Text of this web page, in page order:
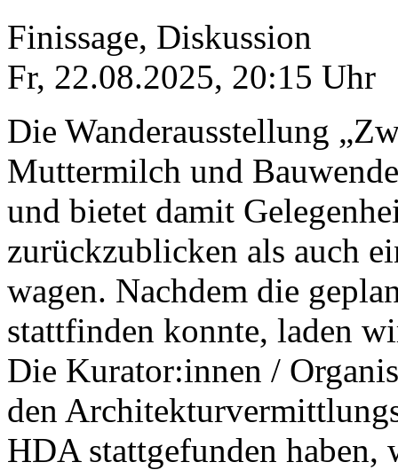
Finissage, Diskussion
Fr, 22.08.2025, 20:15 Uhr
Die Wanderausstellung
Muttermilch und
und bietet damit
zurückzublicken als auch
wagen. Nachdem die
stattfinden konnte, laden
Die Kurator:innen /
den
HDA stattgefunden haben,